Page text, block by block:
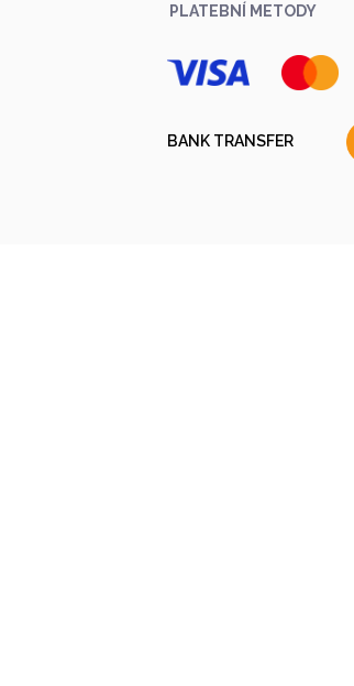
BANK TRANSFER
PLATEBNÍ METODY